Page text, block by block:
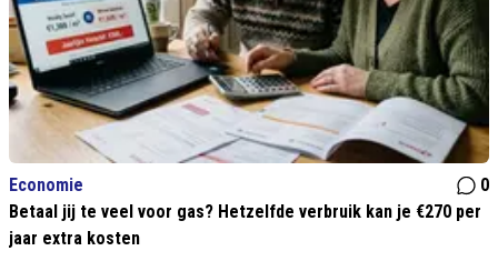
Economie
0
Betaal jij te veel voor gas? Hetzelfde verbruik kan je €270 per
jaar extra kosten